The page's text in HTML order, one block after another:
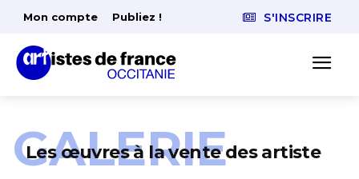
Mon compte Publiez ! S'INSCRIRE
Les œuvres à la vente des artiste
GALERIE